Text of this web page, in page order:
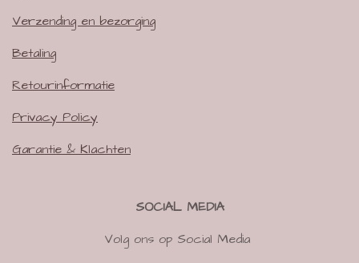
Verzending en bezorging
Betaling
Retourinformatie
Privacy Policy
Garantie & Klachten
SOCIAL MEDIA
Volg ons op Social Media